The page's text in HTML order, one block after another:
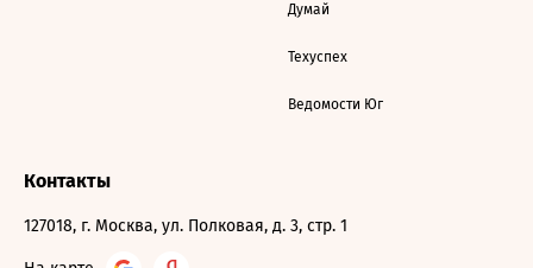
Думай
Техуспех
Ведомости Юг
Контакты
127018, г. Москва, ул. Полковая, д. 3, стр. 1